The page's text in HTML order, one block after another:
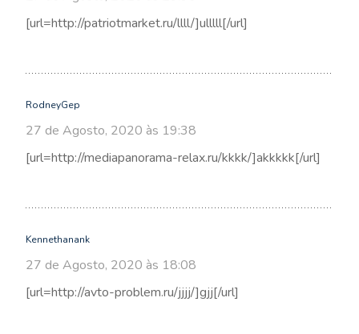
[url=http://patriotmarket.ru/llll/]ulllll[/url]
RodneyGep
27 de Agosto, 2020 às 19:38
[url=http://mediapanorama-relax.ru/kkkk/]akkkkk[/url]
Kennethanank
27 de Agosto, 2020 às 18:08
[url=http://avto-problem.ru/jjjj/]gjj[/url]